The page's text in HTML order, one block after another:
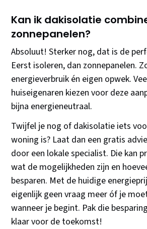
Kan ik dakisolatie
zonnepanelen?
Absoluut! Sterker nog, dat is de
Eerst isoleren, dan zonnepanelen.
energieverbruik én eigen opwek.
huiseigenaren kiezen voor deze
bijna energieneutraal.
Twijfel je nog of dakisolatie iets
woning is? Laat dan een gratis
door een lokale specialist. Die kan
wat de mogelijkheden zijn en
besparen. Met de huidige
eigenlijk geen vraag meer óf je
wanneer je begint. Pak die
klaar voor de toekomst!